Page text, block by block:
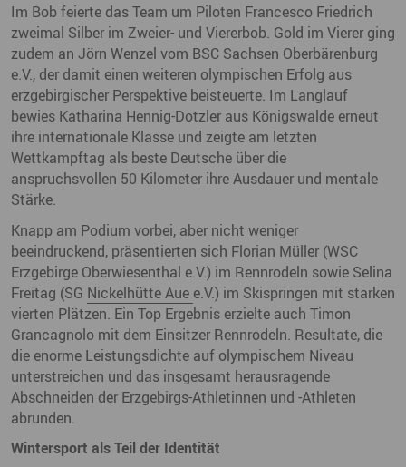
Im Bob feierte das Team um Piloten Francesco Friedrich
zweimal Silber im Zweier- und Viererbob. Gold im Vierer ging
zudem an Jörn Wenzel vom BSC Sachsen Oberbärenburg
e.V., der damit einen weiteren olympischen Erfolg aus
erzgebirgischer Perspektive beisteuerte. Im Langlauf
bewies Katharina Hennig-Dotzler aus Königswalde erneut
ihre internationale Klasse und zeigte am letzten
Wettkampftag als beste Deutsche über die
anspruchsvollen 50 Kilometer ihre Ausdauer und mentale
Stärke.
Knapp am Podium vorbei, aber nicht weniger
beeindruckend, präsentierten sich Florian Müller (WSC
Erzgebirge Oberwiesenthal e.V.) im Rennrodeln sowie Selina
Freitag (SG Nickelhütte Aue e.V.) im Skispringen mit starken
vierten Plätzen. Ein Top Ergebnis erzielte auch Timon
Grancagnolo mit dem Einsitzer Rennrodeln. Resultate, die
die enorme Leistungsdichte auf olympischem Niveau
unterstreichen und das insgesamt herausragende
Abschneiden der Erzgebirgs-Athletinnen und -Athleten
abrunden.
Wintersport als Teil der Identität